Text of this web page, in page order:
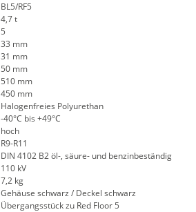
BL5/RF5
4,7 t
5
33 mm
31 mm
50 mm
510 mm
450 mm
Halogenfreies Polyurethan
-40°C bis +49°C
hoch
R9-R11
DIN 4102 B2 öl-, säure- und benzinbeständig
110 kV
7,2 kg
Gehäuse schwarz / Deckel schwarz
Übergangsstück zu Red Floor 5